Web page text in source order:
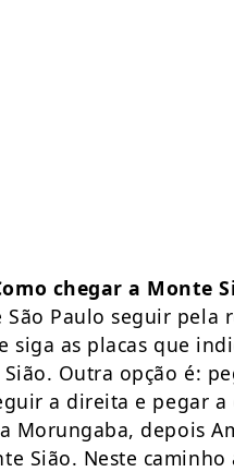
chegar a Monte
Paulo seguir pela
siga as placas que
Outra opção é:
a direita e pegar a
Morungaba, depois
Sião. Neste